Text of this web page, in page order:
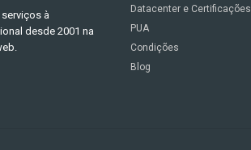
à
desde 2001 na
Datacenter e Certificações
PUA
Condições
Blog